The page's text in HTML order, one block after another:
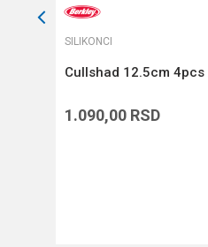
SILIKONCI
Cullshad 12.5cm
1.090,00 RSD